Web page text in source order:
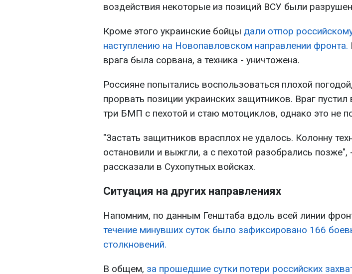
воздействия некоторые из позиций ВСУ были
Кроме этого украинские бойцы дали отпор
наступлению на Новопавловском направлении фронта.
врага была сорвана, а техника - уничтожена.
Россияне попытались воспользоваться плохой
прорвать позиции украинских защитников. Враг
три БМП с пехотой и стаю мотоциклов, однако это не
"Застать защитников врасплох не удалось. Колонну
остановили и выжгли, а с пехотой разобрались позже",
рассказали в Сухопутных войсках.
Ситуация на других направлениях
Напомним, по данным Генштаба вдоль всей линии
течение минувших суток было зафиксировано 166
столкновений.
В общем, за прошедшие сутки потери российских